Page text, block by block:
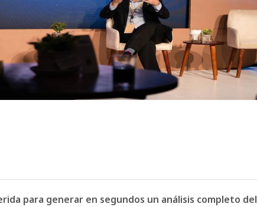
para generar en segundos un análisis completo del